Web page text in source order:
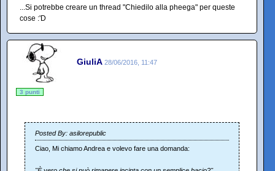
...Si potrebbe creare un thread "Chiedilo alla pheega" per queste
cose :'D
GiuliA 28/06/2016, 11:47
3 punti
Posted By: asilorepublic
Ciao, Mi chiamo Andrea e volevo fare una domanda: